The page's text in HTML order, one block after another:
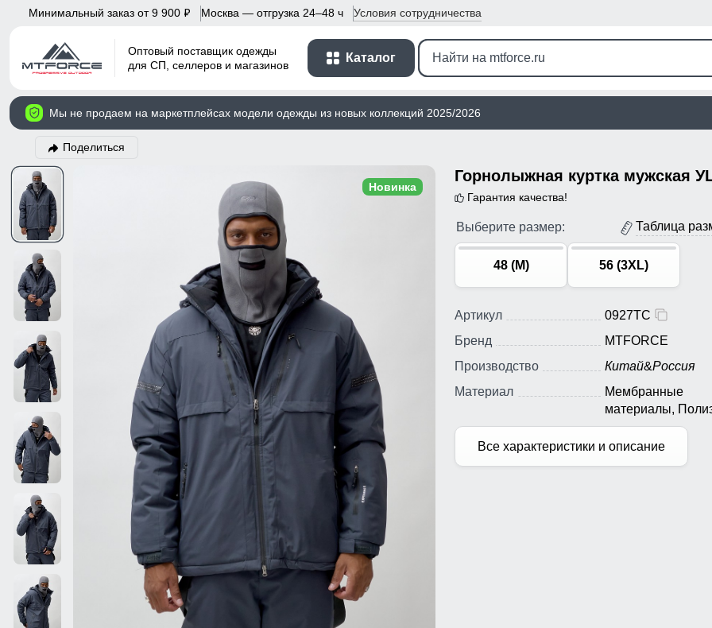
Минимальный заказ от 9 900 p Москва — отгрузка 24–48 ч Условия сотрудничества
Оптовый поставщик одежды
для СП, селлеров и магазинов
Каталог
Мы не продаем на маркетплейсах модели одежды из новых коллекций 2025/2026
Поделиться
Новинка
Гарантия качества!
Выберите размер: Таблица
48 (M) 56 (3XL)
Артикул
0927TC
Бренд
MTFORCE
Производство
Китай&Россия
Материал
Мембранные
материалы,
Плащевка, Тефлон
Все характеристики и описание